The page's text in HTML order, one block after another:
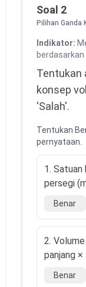
Soal 2
Pilihan Ganda
Indikator:
Tentukan
konsep
'Salah'.
Tentukan
pernyataan.
1.
persegi
Benar
2.
panjang
Benar